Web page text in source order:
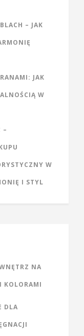
– JAK
JAK
W
–
W
I STYL
NA
KOLORAMI
DLA